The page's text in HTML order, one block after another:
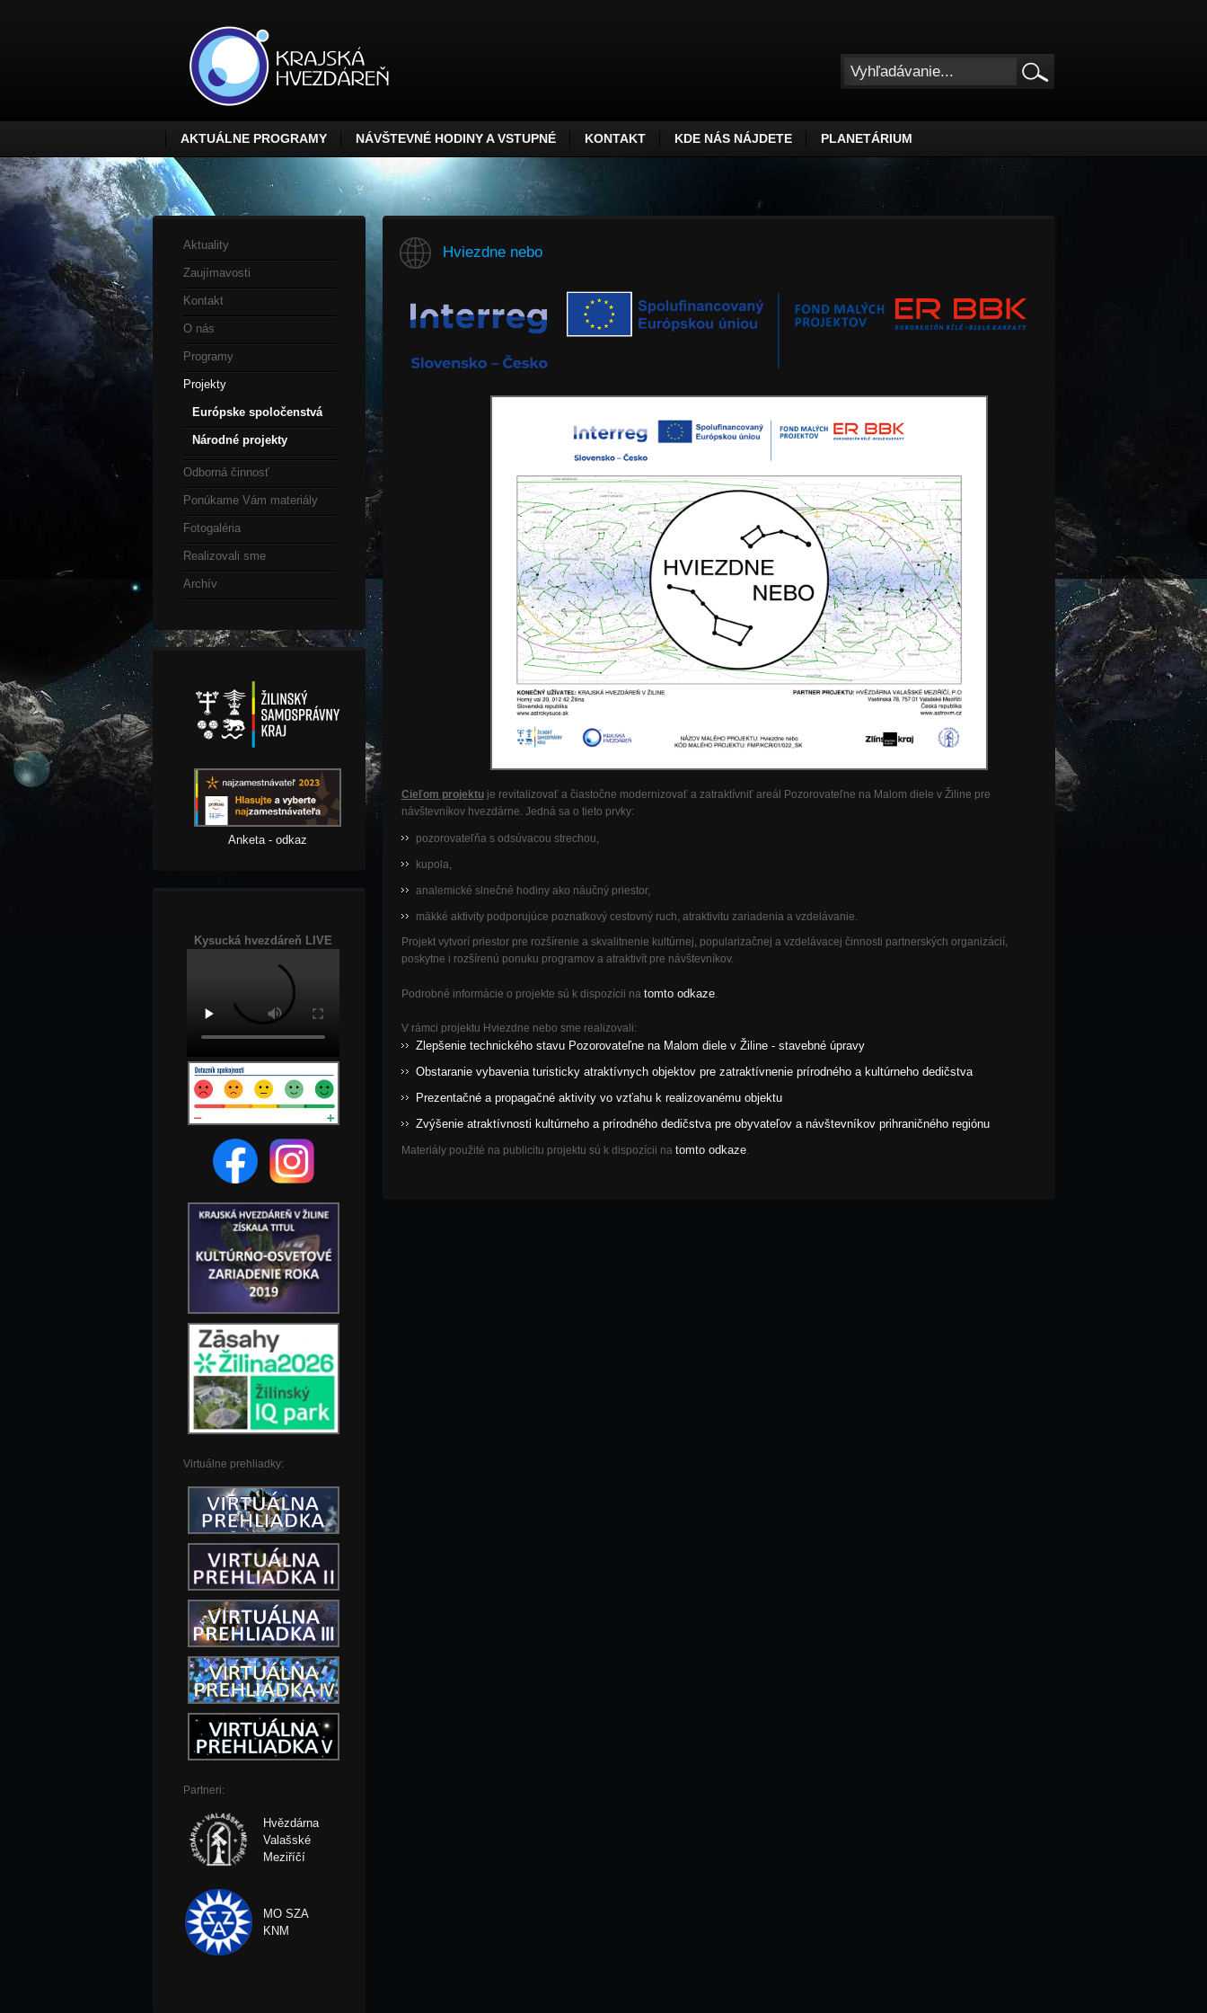
AKTUÁLNE PROGRAMY NÁVŠTEVNÉ HODINY A VSTUPNÉ KONTAKT KDE NÁS NÁJDETE PLANETÁRIUM
Aktuality
Zaujímavosti
Kontakt
O nás
Programy
Projekty
Európske spoločenstvá
Národné projekty
Odborná činnosť
Ponúkame Vám materiály
Fotogaléria
Realizovali sme
Archív
Anketa - odkaz
Kysucká hvezdáreň LIVE
Virtuálne prehliadky:
Partneri:
Hvězdárna
Valašské
Meziříčí
MO SZA
KNM
Hviezdne nebo
Cieľom projektuje revitalizovať a čiastočne modernizovať a zatraktívniť areál Pozorovateľne na Malom diele v Žiline pre
návštevníkov hvezdárne. Jedná sa o tieto prvky:
pozorovateľňa s odsúvacou strechou,
kupola,
analemické slnečné hodiny ako náučný priestor,
mäkké aktivity podporujúce poznatkový cestovný ruch, atraktivitu zariadenia a vzdelávanie.
Projekt vytvorí priestor pre rozšírenie a skvalitnenie kultúrnej, popularizačnej a vzdelávacej činnosti partnerských organizácií,
poskytne i rozšírenú ponuku programov a atraktivít pre návštevníkov.
Podrobné informácie o projekte sú k dispozícii na tomto odkaze.
V rámci projektu Hviezdne nebo sme realizovali:
Zlepšenie technického stavu Pozorovateľne na Malom diele v Žiline - stavebné úpravy
Obstaranie vybavenia turisticky atraktívnych objektov pre zatraktívnenie prírodného a kultúrneho dedičstva
Prezentačné a propagačné aktivity vo vzťahu k realizovanému objektu
Zvýšenie atraktívnosti kultúrneho a prírodného dedičstva pre obyvateľov a návštevníkov prihraničného regiónu
Materiály použité na publicitu projektu sú k dispozícii na tomto odkaze.